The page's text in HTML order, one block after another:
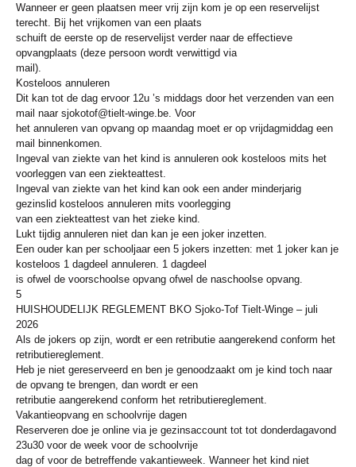
Wanneer er geen plaatsen meer vrij zijn kom je op een reservelijst
terecht. Bij het vrijkomen van een plaats
schuift de eerste op de reservelijst verder naar de effectieve
opvangplaats (deze persoon wordt verwittigd via
mail).
Kosteloos annuleren
Dit kan tot de dag ervoor 12u ’s middags door het verzenden van een
mail naar sjokotof@tielt-winge.be. Voor
het annuleren van opvang op maandag moet er op vrijdagmiddag een
mail binnenkomen.
Ingeval van ziekte van het kind is annuleren ook kosteloos mits het
voorleggen van een ziekteattest.
Ingeval van ziekte van het kind kan ook een ander minderjarig
gezinslid kosteloos annuleren mits voorlegging
van een ziekteattest van het zieke kind.
Lukt tijdig annuleren niet dan kan je een joker inzetten.
Een ouder kan per schooljaar een 5 jokers inzetten: met 1 joker kan je
kosteloos 1 dagdeel annuleren. 1 dagdeel
is ofwel de voorschoolse opvang ofwel de naschoolse opvang.
5
HUISHOUDELIJK REGLEMENT BKO Sjoko-Tof Tielt-Winge – juli
2026
Als de jokers op zijn, wordt er een retributie aangerekend conform het
retributiereglement.
Heb je niet gereserveerd en ben je genoodzaakt om je kind toch naar
de opvang te brengen, dan wordt er een
retributie aangerekend conform het retributiereglement.
Vakantieopvang en schoolvrije dagen
Reserveren doe je online via je gezinsaccount tot tot donderdagavond
23u30 voor de week voor de schoolvrije
dag of voor de betreffende vakantieweek. Wanneer het kind niet